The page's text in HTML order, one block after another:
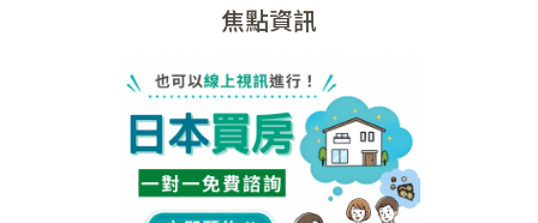
焦點資訊